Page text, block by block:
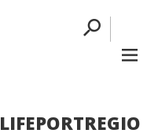
LIFEPORTREGIO